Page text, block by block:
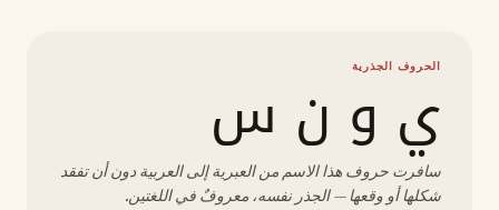
الحروف الجذرية
ي و ن س
سافرت حروف هذا الاسم من العبرية إلى العربية دون أن تفقد
شكلها أو وقعها — الجذر نفسه، معروفٌ في اللغتين.